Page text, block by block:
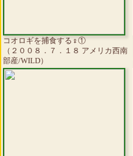
コオロギを捕食する♀①
（２００８．７．１８ アメリカ西南
部産/WILD）